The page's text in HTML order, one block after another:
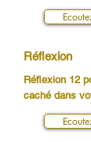
Réflexion
Réflexion 12
caché dans